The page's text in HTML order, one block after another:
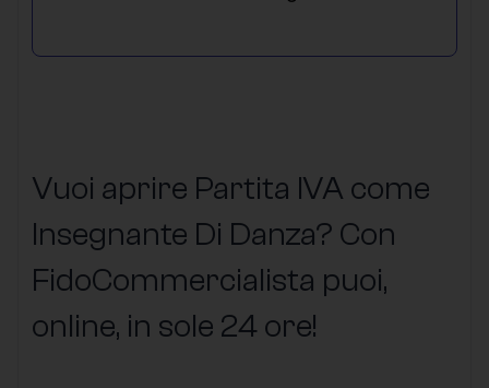
Vuoi aprire Partita IVA come
Insegnante Di Danza? Con
FidoCommercialista puoi,
online, in sole 24 ore!